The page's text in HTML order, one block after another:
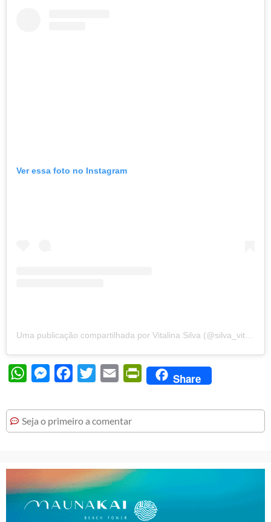
Ver essa foto no Instagram
WhatsAppMessengerFacebook
Twitter Email PrintFriendly
Share
Seja o primeiro a comentar